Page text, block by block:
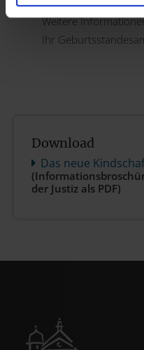
Weitere
Ihr
Download
Das neue
der Justiz als PDF)